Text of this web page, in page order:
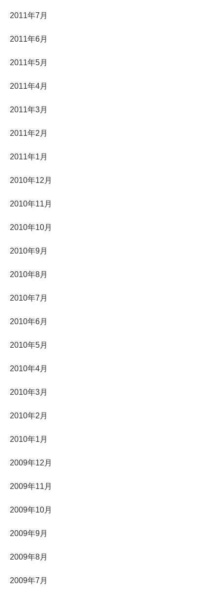
2011年7月
2011年6月
2011年5月
2011年4月
2011年3月
2011年2月
2011年1月
2010年12月
2010年11月
2010年10月
2010年9月
2010年8月
2010年7月
2010年6月
2010年5月
2010年4月
2010年3月
2010年2月
2010年1月
2009年12月
2009年11月
2009年10月
2009年9月
2009年8月
2009年7月